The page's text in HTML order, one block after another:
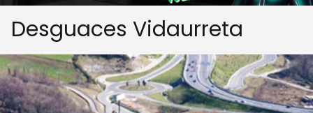
Desguaces Vidaurreta